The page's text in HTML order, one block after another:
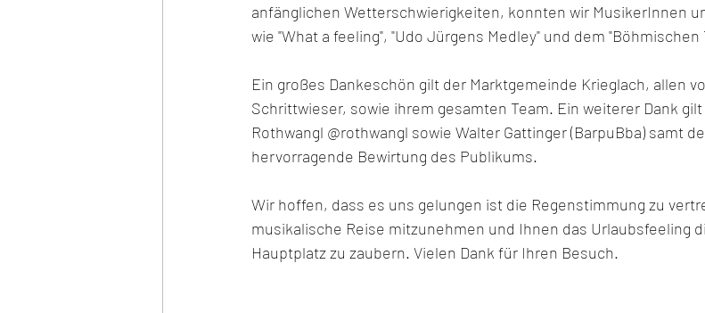
anfänglichen Wetterschwierigkeiten, konnten wir MusikerInnen
wie "What a feeling", "Udo Jürgens Medley" und dem
Ein großes Dankeschön gilt der Marktgemeinde Krieglach, allen
Schrittwieser, sowie ihrem gesamten Team. Ein weiterer Dank
Rothwangl @rothwangl sowie Walter Gattinger (BarpuBba) samt
hervorragende Bewirtung des Publikums.
Wir hoffen, dass es uns gelungen ist die Regenstimmung zu
musikalische Reise mitzunehmen und Ihnen das Urlaubsfeeling
Hauptplatz zu zaubern. Vielen Dank für Ihren Besuch.